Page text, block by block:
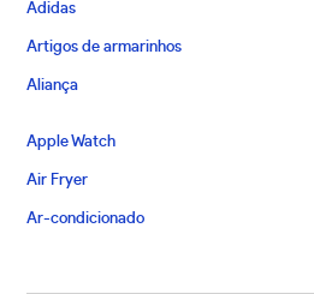
Adidas
Artigos de armarinhos
Aliança
Apple Watch
Air Fryer
Ar-condicionado